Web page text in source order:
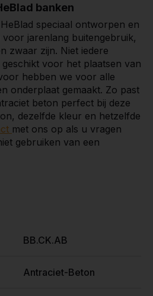
banken
speciaal ontworpen en
jarenlang buitengebruik,
zwaar zijn. Niet iedere
voor het plaatsen van
hebben we voor alle
onderplaat gemaakt. Zo past
beton perfect bij deze
dezelfde kleur en hetzelfde
met ons op als u vragen
gebruiken van een
BB.CK.AB
Antraciet-Beton